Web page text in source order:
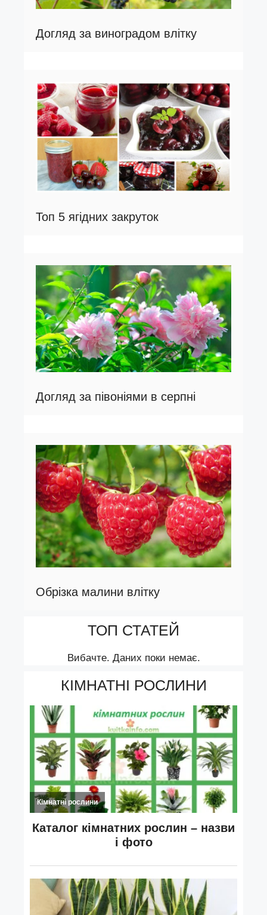
Догляд за виноградом влітку
Топ 5 ягідних закруток
Догляд за півоніями в серпні
Обрізка малини влітку
ТОП СТАТЕЙ
Вибачте. Даних поки немає.
КІМНАТНІ РОСЛИНИ